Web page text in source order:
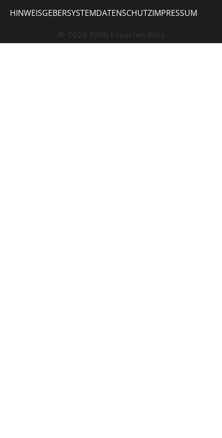
© 2026 NWB Experten-Blog
HINWEISGEBERSYSTEMDATENSCHUTZIMPRESSUM